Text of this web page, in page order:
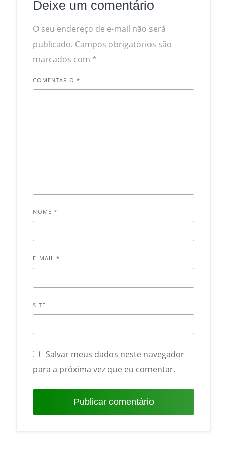
Deixe um comentário
O seu endereço de e-mail não será
publicado. Campos obrigatórios são
marcados com *
COMENTÁRIO *
NOME *
E-MAIL *
SITE
Salvar meus dados neste navegador
para a próxima vez que eu comentar.